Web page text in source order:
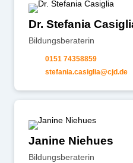
Dr. Stefania
Bildungsberaterin
0151 74358859
st f n c s gl cjd d
Janine Niehues
Bildungsberaterin